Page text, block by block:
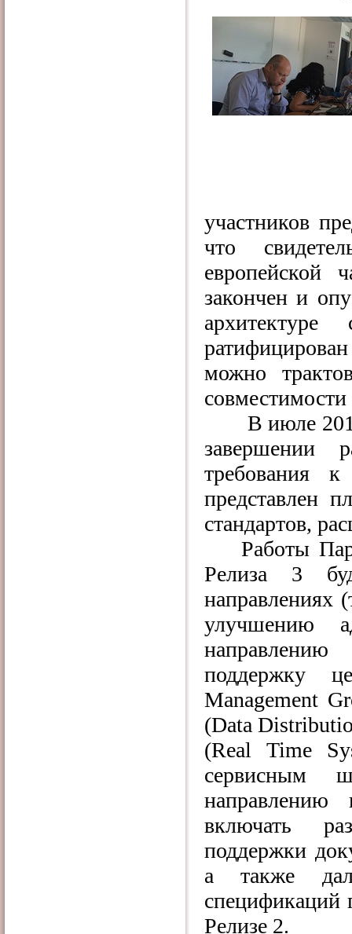
участников
что
европейской
закончен и
можно
В июле
завершении
требования
представлен
стандартов,
Работы
Релиза 3
направлениях
улучшению
поддержку
Management
(Data
(Real Time
сервисным
включать
поддержки
а также
Релизе 2.